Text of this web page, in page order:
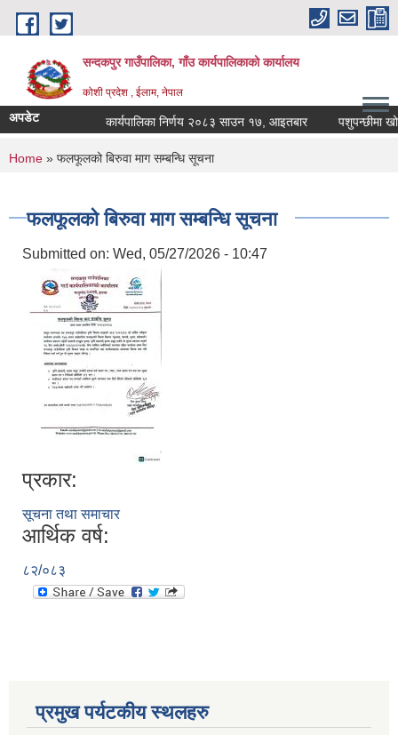
Skip to main content
सन्दकपुर गाउँपालिका, गाँउ कार्यपालिकाको कार्यालय
कोशी प्रदेश , ईलाम, नेपाल
अपडेट कार्यपालिका निर्णय २०८३ साउन १७, आइतबार पशुपन्छीमा खोप
You are here
Home » फलफूलको बिरुवा माग सम्बन्धि सूचना
फलफूलको बिरुवा माग सम्बन्धि सूचना
Submitted on: Wed, 05/27/2026 - 10:47
प्रकार:
सूचना तथा समाचार
आर्थिक वर्ष:
८२/०८३
प्रमुख पर्यटकीय स्थलहरु